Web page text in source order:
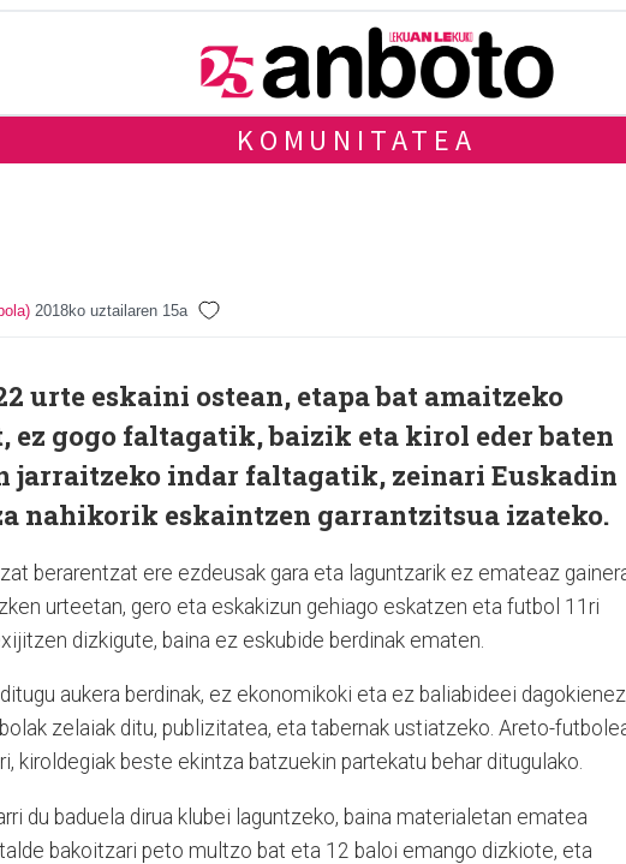
KOMUNITATEA
2018ko uztailaren 15a
urte eskaini ostean, etapa bat amaitzeko
ez gogo faltagatik, baizik eta kirol eder baten
jarraitzeko indar faltagatik, zeinari Euskadin
nahikorik eskaintzen garrantzitsua izateko.
berarentzat ere ezdeusak gara eta laguntzarik ez emateaz
urteetan, gero eta eskakizun gehiago eskatzen eta futbol 11ri
dizkigute, baina ez eskubide berdinak ematen.
aukera berdinak, ez ekonomikoki eta ez baliabideei
zelaiak ditu, publizitatea, eta tabernak ustiatzeko. Areto-
kiroldegiak beste ekintza batzuekin partekatu behar ditugulako.
du baduela dirua klubei laguntzeko, baina materialetan ematea
bakoitzari peto multzo bat eta 12 baloi emango dizkiote, eta